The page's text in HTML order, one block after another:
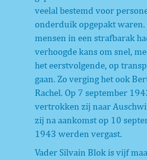
veelal bestemd voor
onderduik opgepakt waren.
mensen in een strafbarak
verhoogde kans om snel,
het eerstvolgende, op
gaan. Zo verging het ook
Rachel. Op 7 september
vertrokken zij naar
zij na aankomst op 10
1943 werden vergast.
Vader Silvain Blok is vijf